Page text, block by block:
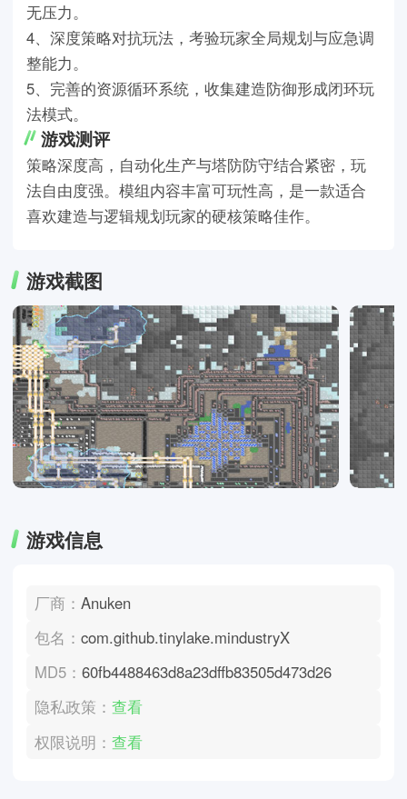
无压力。
4、深度策略对抗玩法，考验玩家全局规划与应急调
整能力。
5、完善的资源循环系统，收集建造防御形成闭环玩
法模式。
游戏测评
策略深度高，自动化生产与塔防防守结合紧密，玩
法自由度强。模组内容丰富可玩性高，是一款适合
喜欢建造与逻辑规划玩家的硬核策略佳作。
游戏截图
游戏信息
厂商：Anuken
包名：com.github.tinylake.mindustryX
MD5：60fb4488463d8a23dffb83505d473d26
隐私政策：查看
权限说明：查看